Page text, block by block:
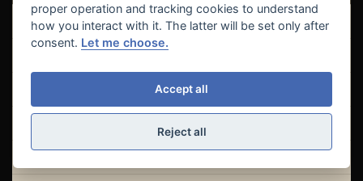
Pouzdra na pruty
Povrchové plováky
Pruty
PVA
proper operation and tracking cookies to understand
how you interact with it. The latter will be set only after
consent. Let me choose.
Accept all
Reject all